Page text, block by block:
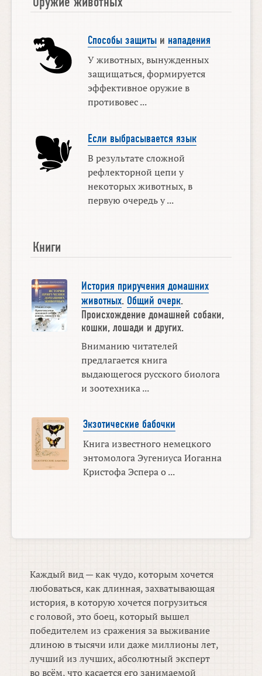
Способы защитыи нападения
У животных, вынужденных
защищаться, формируется
эффективное оружие в
противовес ...
Если выбрасывается язык
В результате сложной
рефлекторной цепи у
некоторых животных, в
первую очередь у ...
Книги
История приручения домашних
животных. Общий очерк.
Происхождение домашней собаки,
кошки, лошади и других.
Вниманию читателей
предлагается книга
выдающегося русского биолога
и зоотехника ...
Экзотические бабочки
Книга известного немецкого
энтомолога Эугениуса Иоганна
Кристофа Эспера о ...
Каждый вид — как чудо, которым хочется
любоваться, как длинная, захватывающая
история, в которую хочется погрузиться
с головой, это боец, который вышел
победителем из сражения за выживание
длиною в тысячи или даже миллионы лет,
лучший из лучших, абсолютный эксперт
во всём, что касается его занимаемой